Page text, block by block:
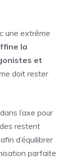
une extrême
la
et
doit rester
l’axe pour
restent
d’équilibrer
parfaite